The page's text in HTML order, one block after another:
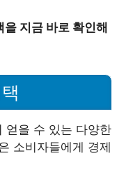
지금 바로 확인해
얻을 수 있는 다양한
소비자들에게 경제